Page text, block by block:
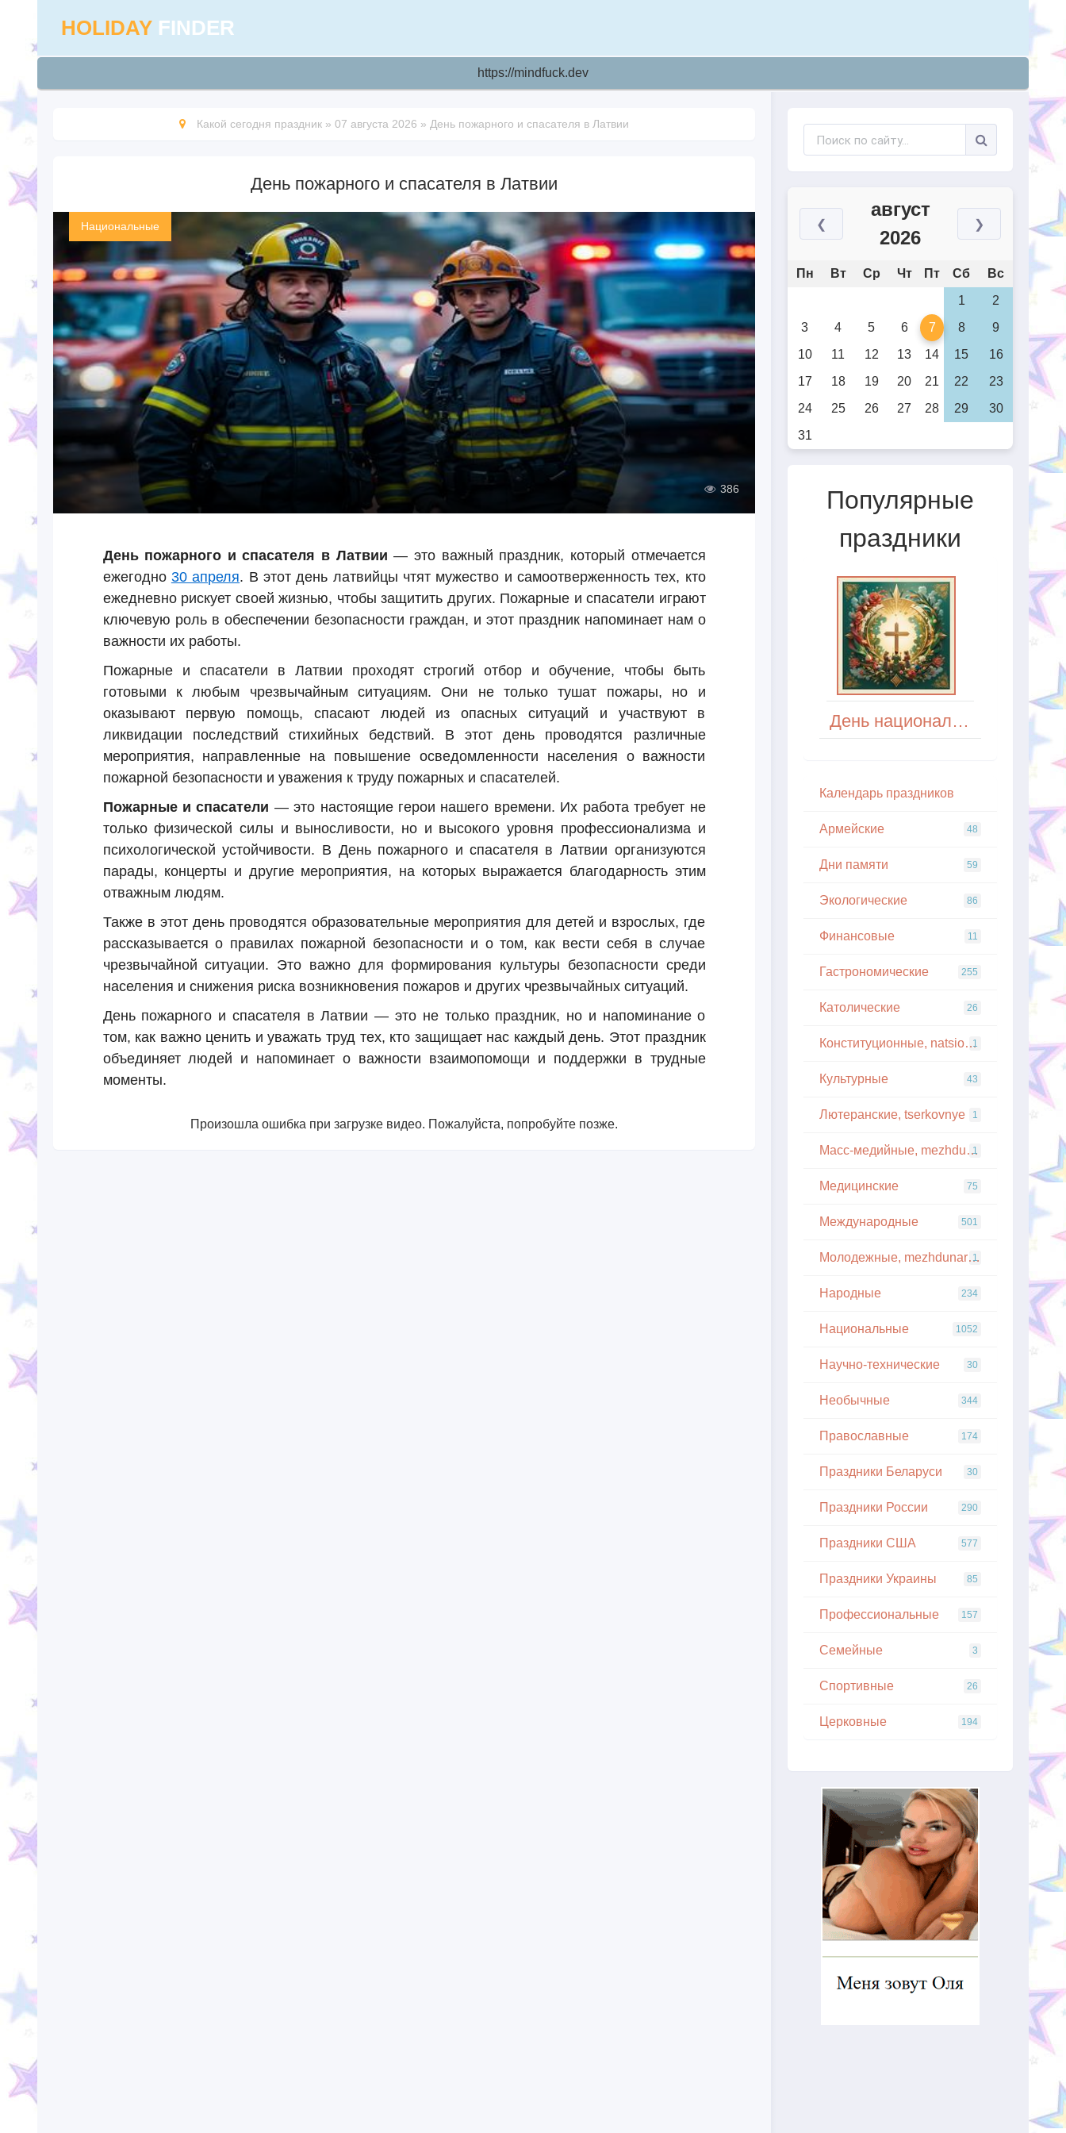
HOLIDAY FINDER
https://mindfuck.dev
Какой сегодня праздник » 07 августа 2026 » День пожарного и спасателя в Латвии
День пожарного и спасателя в Латвии
Национальные
386
День пожарного и спасателя в Латвии — это важный праздник, который отмечается
ежегодно 30 апреля. В этот день латвийцы чтят мужество и самоотверженность тех, кто
ежедневно рискует своей жизнью, чтобы защитить других. Пожарные и спасатели играют
ключевую роль в обеспечении безопасности граждан, и этот праздник напоминает нам о
важности их работы.
Пожарные и спасатели в Латвии проходят строгий отбор и обучение, чтобы быть
готовыми к любым чрезвычайным ситуациям. Они не только тушат пожары, но и
оказывают первую помощь, спасают людей из опасных ситуаций и участвуют в
ликвидации последствий стихийных бедствий. В этот день проводятся различные
мероприятия, направленные на повышение осведомленности населения о важности
пожарной безопасности и уважения к труду пожарных и спасателей.
Пожарные и спасатели — это настоящие герои нашего времени. Их работа требует не
только физической силы и выносливости, но и высокого уровня профессионализма и
психологической устойчивости. В День пожарного и спасателя в Латвии организуются
парады, концерты и другие мероприятия, на которых выражается благодарность этим
отважным людям.
Также в этот день проводятся образовательные мероприятия для детей и взрослых, где
рассказывается о правилах пожарной безопасности и о том, как вести себя в случае
чрезвычайной ситуации. Это важно для формирования культуры безопасности среди
населения и снижения риска возникновения пожаров и других чрезвычайных ситуаций.
День пожарного и спасателя в Латвии — это не только праздник, но и напоминание о
том, как важно ценить и уважать труд тех, кто защищает нас каждый день. Этот праздник
объединяет людей и напоминает о важности взаимопомощи и поддержки в трудные
моменты.
Произошла ошибка при загрузке видео. Пожалуйста, попробуйте позже.
❮
август
2026
❯
Пн Вт Ср Чт Пт Сб
Вс
1
2
3
4 5 6 7 8
9
10
11 12 13 14 15
16
17
18 19 20 21 22
23
24
25 26 27 28 29
30
31
Популярные
праздники
День национального спасения в Азербайджане
Кaлeндapь пpaздникoв
Армейские 48
Дни памяти 59
Экологические 86
Финансовые 11
Гастрономические 255
Католические 26
Конституционные, natsionalnye
1
Культурные 43
Лютеранские, tserkovnye 1
Масс-медийные, mezhdunarodnye
1
Медицинские 75
Международные 501
Молодежные, mezhdunarodnye
1
Народные 234
Национальные 1052
Научно-технические 30
Необычные 344
Православные 174
Праздники Беларуси 30
Праздники России 290
Праздники США 577
Праздники Украины 85
Профессиональные 157
Семейные 3
Спортивные 26
Церковные 194